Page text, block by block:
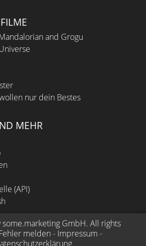
and Grogu
nur dein Bestes
MEHR
(API)
some.marketing GmbH. All rights
melden - Impressum -